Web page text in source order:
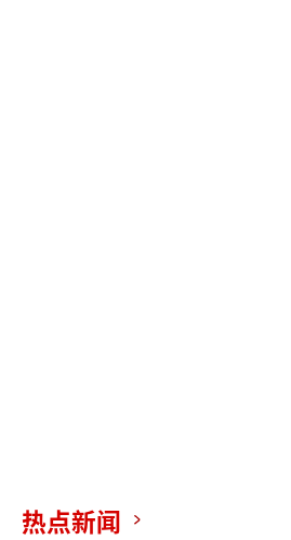
热点新闻